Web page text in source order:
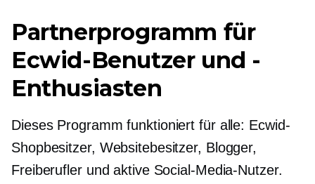
Partnerprogramm für
Ecwid-Benutzer und -
Enthusiasten
Dieses Programm funktioniert für alle: Ecwid-
Shopbesitzer, Websitebesitzer, Blogger,
Freiberufler und aktive Social-Media-Nutzer.